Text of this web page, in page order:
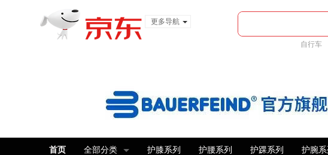
更多导航
自行车
首页 全部分类 护膝系列 护腰系列 护踝系列 护腕系